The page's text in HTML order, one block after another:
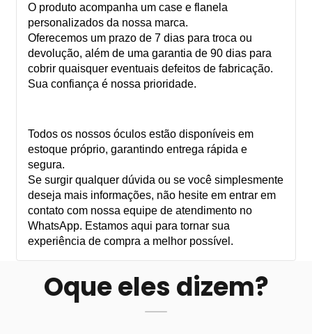
O produto acompanha um case e flanela
personalizados da nossa marca.
Oferecemos um prazo de 7 dias para troca ou
devolução, além de uma garantia de 90 dias para
cobrir quaisquer eventuais defeitos de fabricação.
Sua confiança é nossa prioridade.
Todos os nossos óculos estão disponíveis em
estoque próprio, garantindo entrega rápida e
segura.
Se surgir qualquer dúvida ou se você simplesmente
deseja mais informações, não hesite em entrar em
contato com nossa equipe de atendimento no
WhatsApp. Estamos aqui para tornar sua
experiência de compra a melhor possível.
Oque eles dizem?